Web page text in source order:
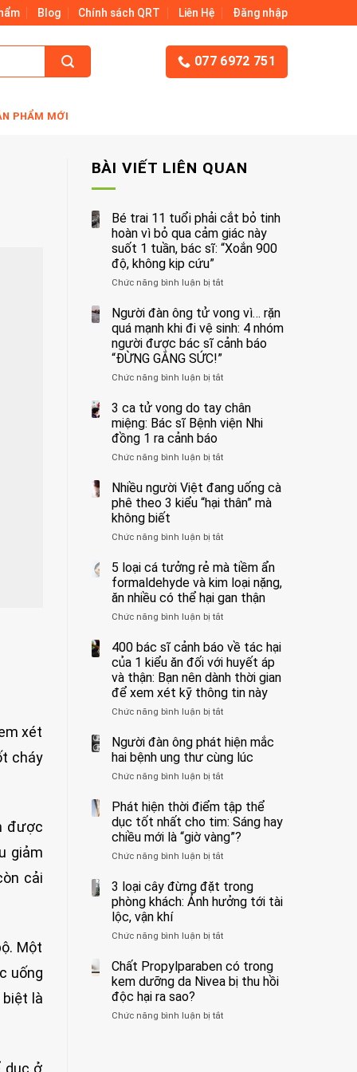
Blog Chính sách QRT Liên Hệ Đăng nhập
077 6972 751
PHẨM MỚI
xét
cháy
được
giảm
cải
Một
uống
là
dục ở
BÀI VIẾT LIÊN QUAN
Bé trai 11 tuổi phải cắt bỏ tinh
hoàn vì bỏ qua cảm giác này
suốt 1 tuần, bác sĩ: “Xoắn 900
độ, không kịp cứu”
Chức năng bình luận bị tắtở
trai
11
tuổi
phải
bỏ
hoàn
vì
bỏ
cảm
này
suốt
bác
“Xoắn
900
độ,
không
kịp
Người đàn ông tử vong vì… rặn
quá mạnh khi đi vệ sinh: 4 nhóm
người được bác sĩ cảnh báo
“ĐỪNG GẮNG SỨC!”
Chức năng bình luận bị tắtở
đàn
ông
vì…
quá
mạnh
vệ
4
nhóm
người
được
bác
cảnh
báo
“ĐỪNG
GẮNG
SỨC!”
3 ca tử vong do tay chân
miệng: Bác sĩ Bệnh viện Nhi
đồng 1 ra cảnh báo
Chức năng bình luận bị tắtở
ca
tử
tay
miệng:
Bác
Bệnh
viện
đồng
1
ra
cảnh
báo
Nhiều người Việt đang uống cà
phê theo 3 kiểu “hại thân” mà
không biết
Chức năng bình luận bị tắtở
người
Việt
đang
uống
cà
theo
3
kiểu
“hại
thân”
mà
biết
5 loại cá tưởng rẻ mà tiềm ẩn
formaldehyde và kim loại nặng,
ăn nhiều có thể hại gan thận
Chức năng bình luận bị tắtở
loại
cá
tưởng
rẻ
mà
tiềm
formaldehyde
kim
loại
ăn
nhiều
có
thể
hại
thận
400 bác sĩ cảnh báo về tác hại
của 1 kiểu ăn đối với huyết áp
và thận: Bạn nên dành thời gian
để xem xét kỹ thông tin này
Chức năng bình luận bị tắtở
bác
cảnh
báo
tác
hại
của
1
kiểu
đối
với
và
Bạn
nên
Người đàn ông phát hiện mắc
hai bệnh ung thư cùng lúc
Chức năng bình luận bị tắtở
đàn
ông
phát
hiện
mắc
bệnh
ung
lúc
Phát hiện thời điểm tập thể
dục tốt nhất cho tim: Sáng hay
chiều mới là “giờ vàng”?
Chức năng bình luận bị tắtở
hiện
thời
điểm
thể
tốt
nhất
cho
Sáng
3 loại cây đừng đặt trong
phòng khách: Ảnh hưởng tới tài
lộc, vận khí
Chức năng bình luận bị tắtở
loại
cây
đừng
trong
Chất Propylparaben có trong
kem dưỡng da Nivea bị thu hồi
độc hại ra sao?
Chức năng bình luận bị tắtở